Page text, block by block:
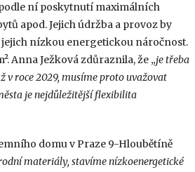
ní poskytnutí maximálních
apod. Jejich údržba a provoz by
jejich nízkou energetickou náročnost.
Anna Ježková zdůraznila, že „je třeba
v roce 2029, musíme proto uvažovat
je nejdůležitější flexibilita
domu v Praze 9-Hloubětíně
materiály, stavíme nízkoenergetické